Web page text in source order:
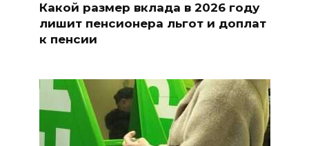
Какой размер вклада в 2026 году
лишит пенсионера льгот и доплат
к пенсии